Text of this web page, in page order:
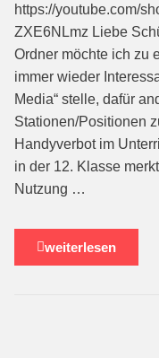
https://youtube.com/
ZXE6NLmz Liebe
Ordner möchte ich zu
immer wieder
Media“ stelle, dafür
Stationen/Positionen
Handyverbot im
in der 12. Klasse
Nutzung …
weiterlesen